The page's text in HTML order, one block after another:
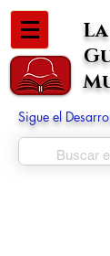
Sigue el